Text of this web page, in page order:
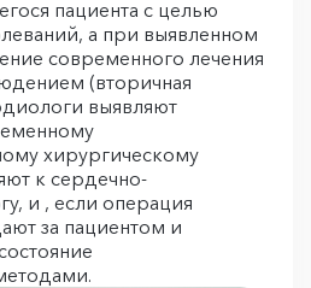
пациента с целью
а при выявленном
современного лечения
(вторичная
выявляют
хирургическому
к сердечно-
и , если операция
за пациентом и